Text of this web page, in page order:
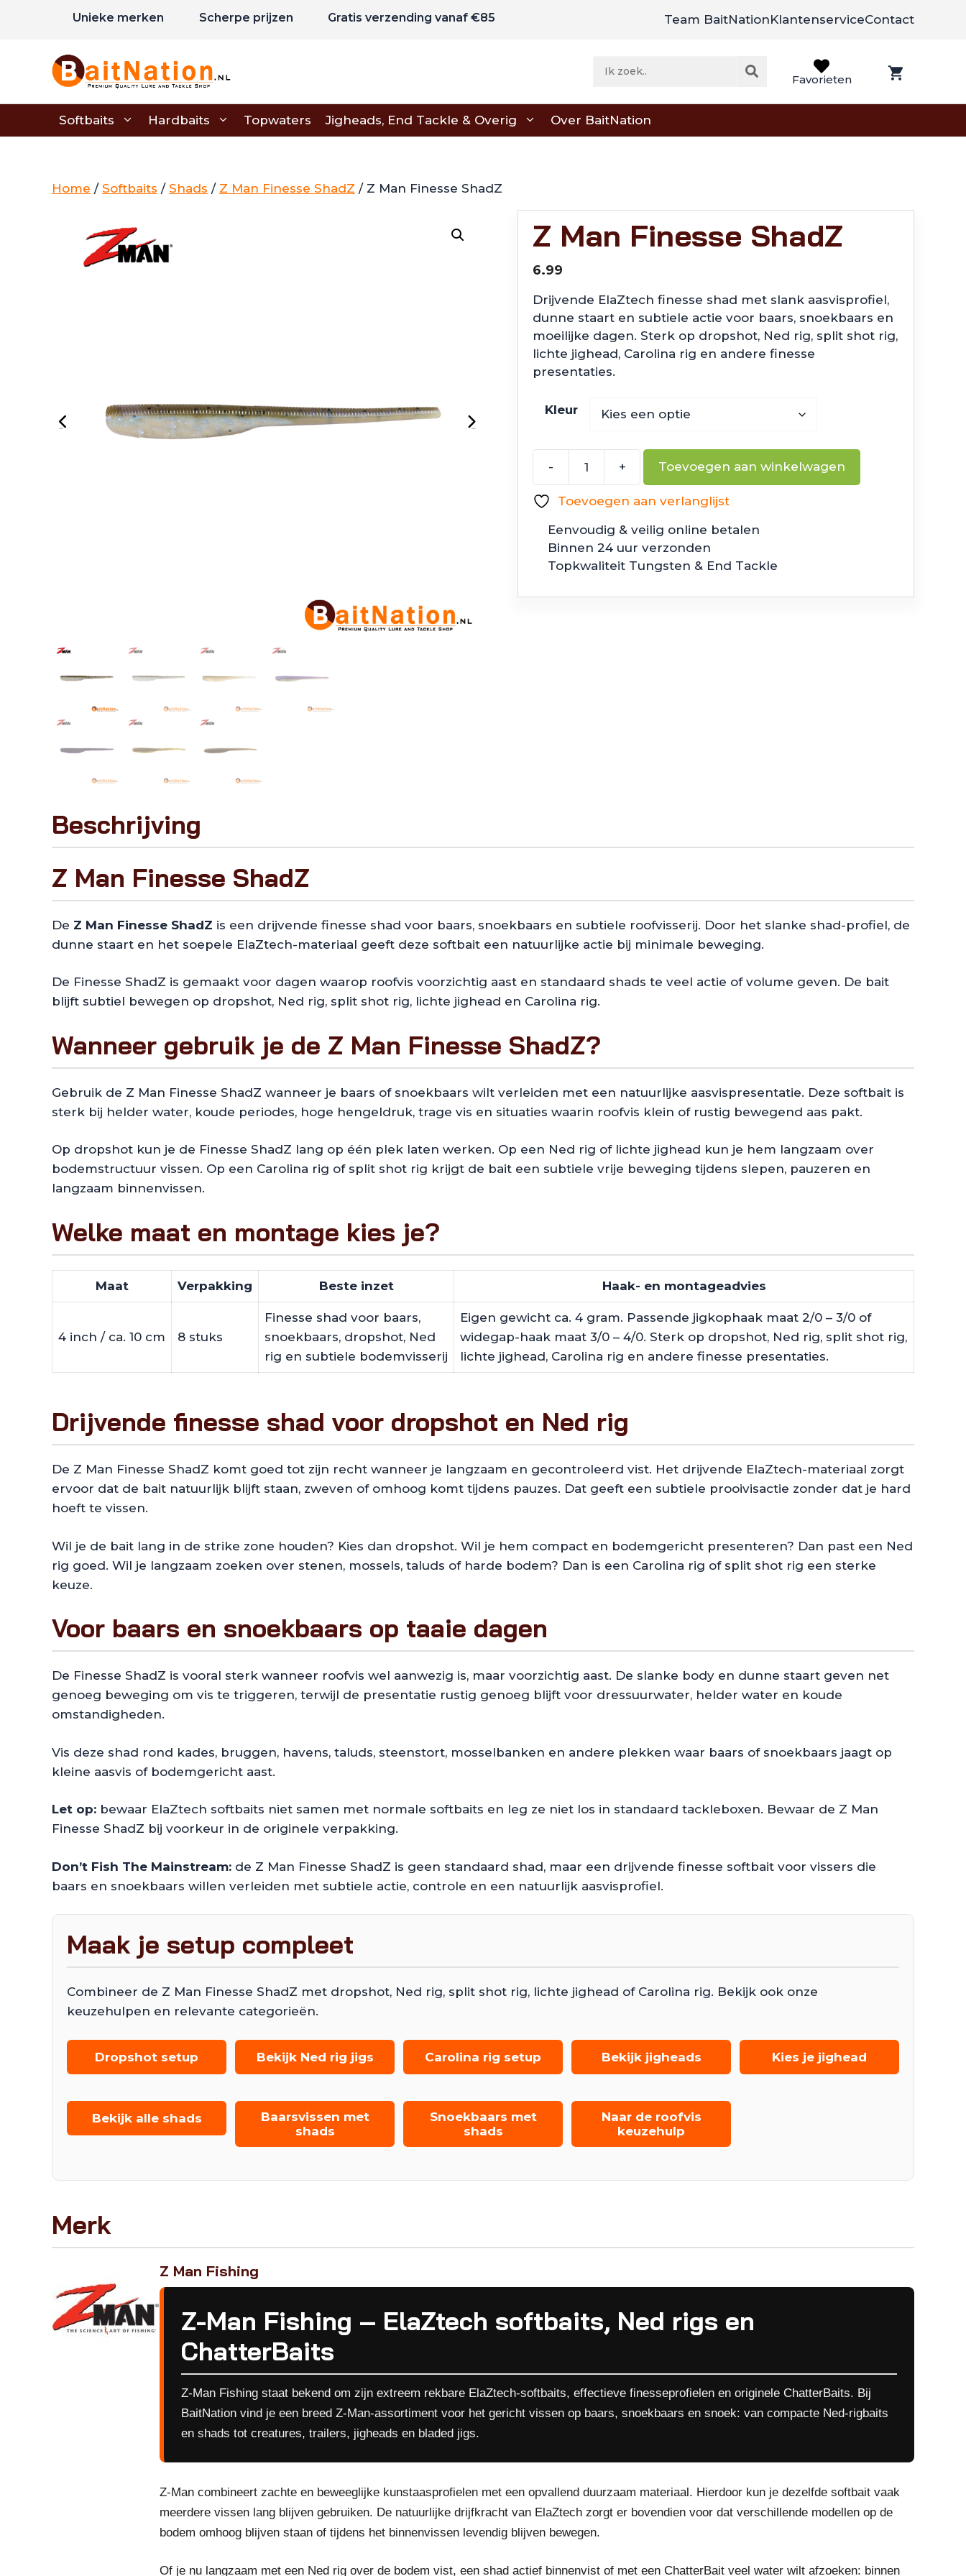
Unieke merken Scherpe prijzen Gratis verzending vanaf €85 Team BaitNationKlantenserviceContact
Favorieten
Softbaits Hardbaits Topwaters Jigheads, End Tackle & Overig Over BaitNation
Home / Softbaits / Shads / Z Man Finesse ShadZ / Z Man Finesse ShadZ
Z Man Finesse ShadZ
6.99
Drijvende ElaZtech finesse shad met slank aasvisprofiel,
dunne staart en subtiele actie voor baars, snoekbaars en
moeilijke dagen. Sterk op dropshot, Ned rig, split shot rig,
lichte jighead, Carolina rig en andere finesse
presentaties.
Kleur
-
Man
Finesse
ShadZ
aantal
+ Toevoegen aan winkelwagen
Toevoegen aan verlanglijst
Eenvoudig & veilig online betalen
Binnen 24 uur verzonden
Topkwaliteit Tungsten & End Tackle
Beschrijving
Z Man Finesse ShadZ
De Z Man Finesse ShadZ is een drijvende finesse shad voor baars, snoekbaars en subtiele roofvisserij. Door het slanke shad-profiel, de
dunne staart en het soepele ElaZtech-materiaal geeft deze softbait een natuurlijke actie bij minimale beweging.
De Finesse ShadZ is gemaakt voor dagen waarop roofvis voorzichtig aast en standaard shads te veel actie of volume geven. De bait
blijft subtiel bewegen op dropshot, Ned rig, split shot rig, lichte jighead en Carolina rig.
Wanneer gebruik je de Z Man Finesse ShadZ?
Gebruik de Z Man Finesse ShadZ wanneer je baars of snoekbaars wilt verleiden met een natuurlijke aasvispresentatie. Deze softbait is
sterk bij helder water, koude periodes, hoge hengeldruk, trage vis en situaties waarin roofvis klein of rustig bewegend aas pakt.
Op dropshot kun je de Finesse ShadZ lang op één plek laten werken. Op een Ned rig of lichte jighead kun je hem langzaam over
bodemstructuur vissen. Op een Carolina rig of split shot rig krijgt de bait een subtiele vrije beweging tijdens slepen, pauzeren en
langzaam binnenvissen.
Welke maat en montage kies je?
Maat Verpakking Beste inzet Haak- en montageadvies
4 inch / ca. 10 cm 8 stuks
Finesse shad voor baars,
snoekbaars, dropshot, Ned
rig en subtiele bodemvisserij
Eigen gewicht ca. 4 gram. Passende jigkophaak maat 2/0 – 3/0 of
widegap-haak maat 3/0 – 4/0. Sterk op dropshot, Ned rig, split shot rig,
lichte jighead, Carolina rig en andere finesse presentaties.
Drijvende finesse shad voor dropshot en Ned rig
De Z Man Finesse ShadZ komt goed tot zijn recht wanneer je langzaam en gecontroleerd vist. Het drijvende ElaZtech-materiaal zorgt
ervoor dat de bait natuurlijk blijft staan, zweven of omhoog komt tijdens pauzes. Dat geeft een subtiele prooivisactie zonder dat je hard
hoeft te vissen.
Wil je de bait lang in de strike zone houden? Kies dan dropshot. Wil je hem compact en bodemgericht presenteren? Dan past een Ned
rig goed. Wil je langzaam zoeken over stenen, mossels, taluds of harde bodem? Dan is een Carolina rig of split shot rig een sterke
keuze.
Voor baars en snoekbaars op taaie dagen
De Finesse ShadZ is vooral sterk wanneer roofvis wel aanwezig is, maar voorzichtig aast. De slanke body en dunne staart geven net
genoeg beweging om vis te triggeren, terwijl de presentatie rustig genoeg blijft voor dressuurwater, helder water en koude
omstandigheden.
Vis deze shad rond kades, bruggen, havens, taluds, steenstort, mosselbanken en andere plekken waar baars of snoekbaars jaagt op
kleine aasvis of bodemgericht aast.
Let op: bewaar ElaZtech softbaits niet samen met normale softbaits en leg ze niet los in standaard tackleboxen. Bewaar de Z Man
Finesse ShadZ bij voorkeur in de originele verpakking.
Don’t Fish The Mainstream: de Z Man Finesse ShadZ is geen standaard shad, maar een drijvende finesse softbait voor vissers die
baars en snoekbaars willen verleiden met subtiele actie, controle en een natuurlijk aasvisprofiel.
Maak je setup compleet
Combineer de Z Man Finesse ShadZ met dropshot, Ned rig, split shot rig, lichte jighead of Carolina rig. Bekijk ook onze
keuzehulpen en relevante categorieën.
Dropshot setup Bekijk Ned rig jigs Carolina rig setup Bekijk jigheads Kies je jighead
Bekijk alle shads
Baarsvissen met
shads
Snoekbaars met
shads
Naar de roofvis
keuzehulp
Merk
Z Man Fishing
Z-Man Fishing – ElaZtech softbaits, Ned rigs en
ChatterBaits
Z-Man Fishing staat bekend om zijn extreem rekbare ElaZtech-softbaits, effectieve finesseprofielen en originele ChatterBaits. Bij
BaitNation vind je een breed Z-Man-assortiment voor het gericht vissen op baars, snoekbaars en snoek: van compacte Ned-rigbaits
en shads tot creatures, trailers, jigheads en bladed jigs.
Z-Man combineert zachte en beweeglijke kunstaasprofielen met een opvallend duurzaam materiaal. Hierdoor kun je dezelfde softbait vaak
meerdere vissen lang blijven gebruiken. De natuurlijke drijfkracht van ElaZtech zorgt er bovendien voor dat verschillende modellen op de
bodem omhoog blijven staan of tijdens het binnenvissen levendig blijven bewegen.
Of je nu langzaam met een Ned rig over de bodem vist, een shad actief binnenvist of met een ChatterBait veel water wilt afzoeken: binnen